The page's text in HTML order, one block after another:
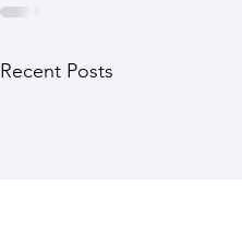
Recent Posts